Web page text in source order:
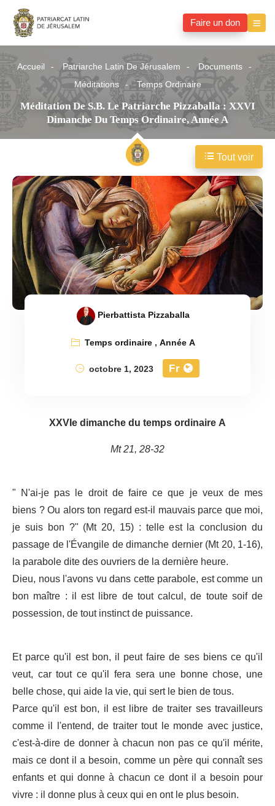
Faire un don
Accueil Patriarche Latin De Jérusalem
Documents
Méditations
Temps Ordinaire
Méditation De S.B. Le Patriarche Pizzaballa : XXVI
Dimanche Du Temps Ordinaire, Année A
Pierbattista Pizzaballa
Temps ordinaire,Année A
octobre 1, 2023
Fr
XXVIe dimanche du temps ordinaire A
Mt 21, 28-32
" N'ai-je pas le droit de faire ce que je veux de mes
biens ? Ou alors ton regard est-il mauvais parce que moi,
je suis bon ?" (Mt 20, 15) : telle est la conclusion du
passage de l'Évangile de dimanche dernier (Mt 20, 1-16),
la parabole dite des ouvriers de la dernière heure.
Dieu, nous l'avons vu dans cette parabole, est comme un
bon maître : il est libre de tout calcul, de toute soif de
possession, de tout instinct de puissance.
Et parce qu'il est bon, il peut faire de ses biens ce qu'il
veut, car tout ce qu'il fera sera une bonne chose, une
belle chose, qui aide la vie, qui sert le bien de tous.
Parce qu'il est bon, il est libre de traiter ses travailleurs
comme il l'entend, de traiter tout le monde avec justice,
c'est-à-dire de donner à chacun non pas ce qu'il mérite,
mais ce dont il a besoin, comme un père qui connaît ses
enfants et qui donne à chacun ce dont il a besoin pour
vivre : il donne plus à ceux qui en ont le plus besoin.
Tout voir